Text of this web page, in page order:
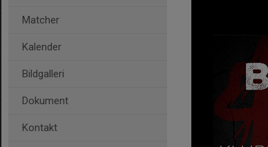
Matcher
Kalender
Bildgalleri
Dokument
Kontakt